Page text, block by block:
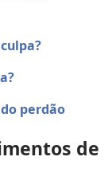
perdão
de